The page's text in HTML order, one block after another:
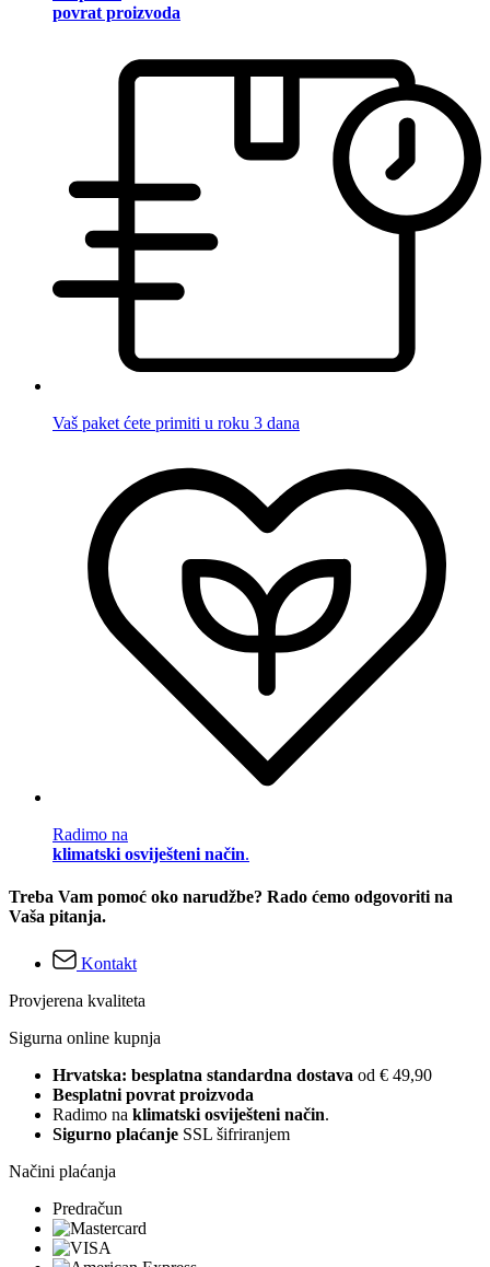
povrat proizvoda
Vaš paket ćete primiti u roku 3 dana
Radimo na
klimatski osviješteni način.
Treba Vam pomoć oko narudžbe? Rado ćemo odgovoriti na
Vaša pitanja.
Kontakt
Provjerena kvaliteta
Sigurna online kupnja
Hrvatska: besplatna standardna dostava od € 49,90
Besplatni povrat proizvoda
Radimo na klimatski osviješteni način.
Sigurno plaćanje SSL šifriranjem
Načini plaćanja
Predračun